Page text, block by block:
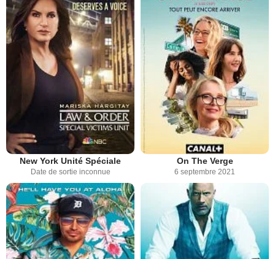
New York Unité Spéciale
Date de sortie inconnue
On The Verge
6 septembre 2021